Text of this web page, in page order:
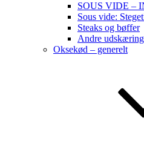
SOUS VIDE –
Sous vide:
Steaks og bøffer
Andre
Oksekød – generelt